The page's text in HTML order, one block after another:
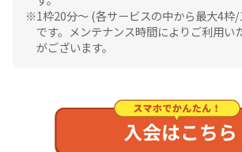
1枠20分〜 (各サービスの中から最大4枠
です。メンテナンス時間によりご利用い
がございます。